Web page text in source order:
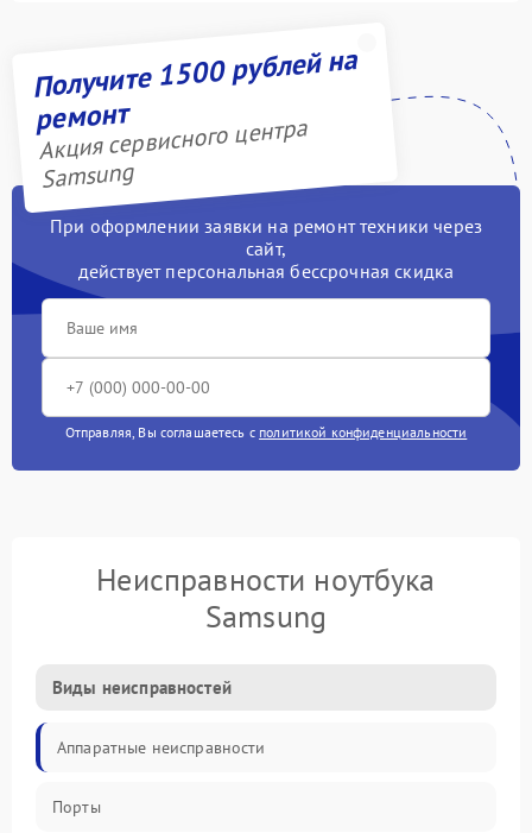
Получите 1500 рублей на
ремонт
Акция сервисного центра
Samsung
При оформлении заявки на ремонт техники через
сайт,
действует персональная бессрочная скидка
Отправляя, Вы соглашаетесь с политикой конфиденциальности
Неисправности ноутбука
Samsung
Виды неисправностей
Аппаратные неисправности
Порты